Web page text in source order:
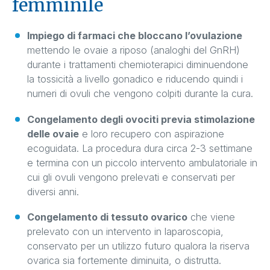
femminile
Impiego di farmaci che bloccano l’ovulazione
mettendo le ovaie a riposo (analoghi del GnRH)
durante i trattamenti chemioterapici diminuendone
la tossicità a livello gonadico e riducendo quindi i
numeri di ovuli che vengono colpiti durante la cura.
Congelamento degli ovociti previa stimolazione
delle ovaiee loro recupero con aspirazione
ecoguidata. La procedura dura circa 2-3 settimane
e termina con un piccolo intervento ambulatoriale in
cui gli ovuli vengono prelevati e conservati per
diversi anni.
Congelamento di tessuto ovaricoche viene
prelevato con un intervento in laparoscopia,
conservato per un utilizzo futuro qualora la riserva
ovarica sia fortemente diminuita, o distrutta.